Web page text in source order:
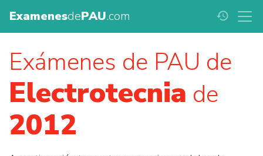
ExamenesdePAU.com history
Exámenes de PAU de
Electrotecnia de
2012